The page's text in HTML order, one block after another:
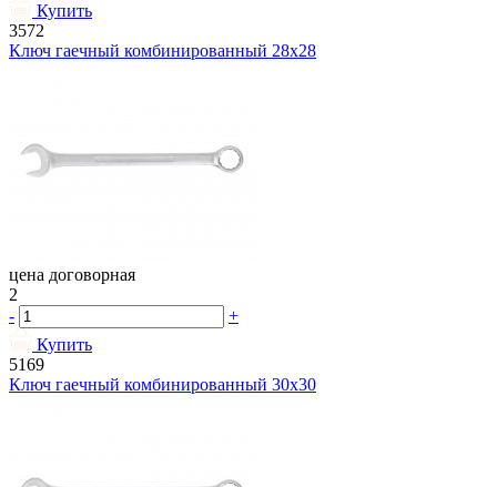
Купить
3572
Ключ гаечный комбинированный 28х28
цена договорная
2
-
+
Купить
5169
Ключ гаечный комбинированный 30х30